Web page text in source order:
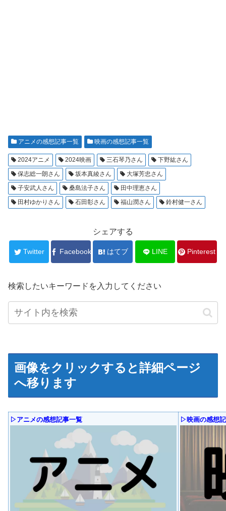
アニメの感想記事一覧 映画の感想記事一覧
2024アニメ 2024映画 三石琴乃さん
下野紘さん
保志総一朗さん
坂本真綾さん
大塚芳忠さん
子安武人さん
桑島法子さん
田中理恵さん
田村ゆかりさん
石田彰さん 福山潤さん 鈴村健一さん
シェアする
Twitter Facebook はてブ LINE Pinterest
検索したいキーワードを入力してください
画像をクリックすると詳細ページ
へ移ります
▷アニメの感想記事一覧 ▷映画の感想